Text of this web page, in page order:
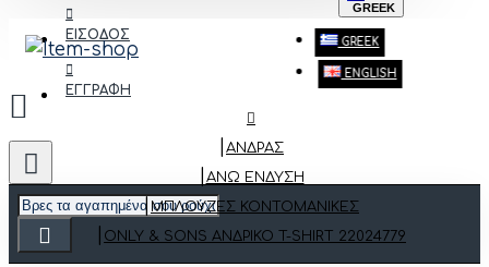
ΕΙΣΟΔΟΣ
ΕΓΓΡΑΦΗ
GREEK
GREEK
ENGLISH
ΑΝΔΡΑΣ
ΆΝΩ ΈΝΔΥΣΗ
ΜΠΛΟΎΖΕΣ ΚΟΝΤΟΜΆΝΙΚΕΣ
ONLY & SONS ΑΝΔΡΙΚΌ T-SHIRT 22024779